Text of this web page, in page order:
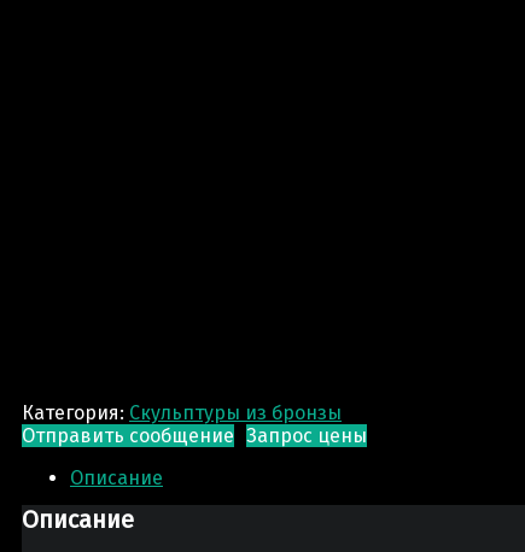
Категория: Скульптуры из бронзы
Отправить сообщение Запрос цены
Описание
Описание